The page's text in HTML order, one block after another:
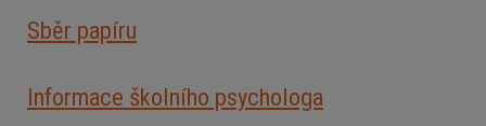
Sběr papíru
Informace školního psychologa